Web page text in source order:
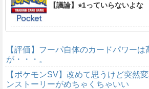
【議論】⭐︎1っていらないよな
【評価】フーパ自体のカードパワーは
が・・・。
【ポケモンSV】改めて思うけど突然
ンストーリーがめちゃくちゃいい